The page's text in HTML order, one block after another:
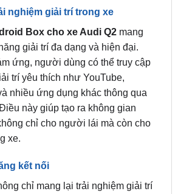
giải trí đa dạng và hiện đại.
ứng, người dùng có thể truy cập
trí yêu thích như YouTube,
nhiều ứng dụng khác thông qua
này giúp tạo ra không gian
chỉ cho người lái mà còn cho
xe.
kết nối
năng kết nối thông qua
cổng USB và cả khe cắm thẻ nhớ.